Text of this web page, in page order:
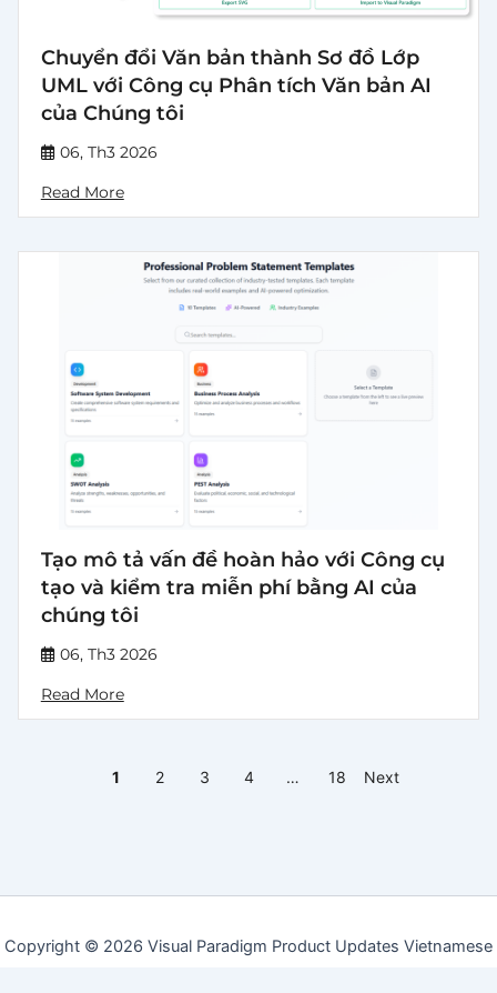
Chuyển đổi Văn bản thành Sơ đồ Lớp
UML với Công cụ Phân tích Văn bản AI
của Chúng tôi
06, Th3 2026
Read More
Tạo mô tả vấn đề hoàn hảo với Công cụ
tạo và kiểm tra miễn phí bằng AI của
chúng tôi
06, Th3 2026
Read More
1 2 3 4 … 18 Next
Copyright © 2026 Visual Paradigm Product Updates Vietnamese